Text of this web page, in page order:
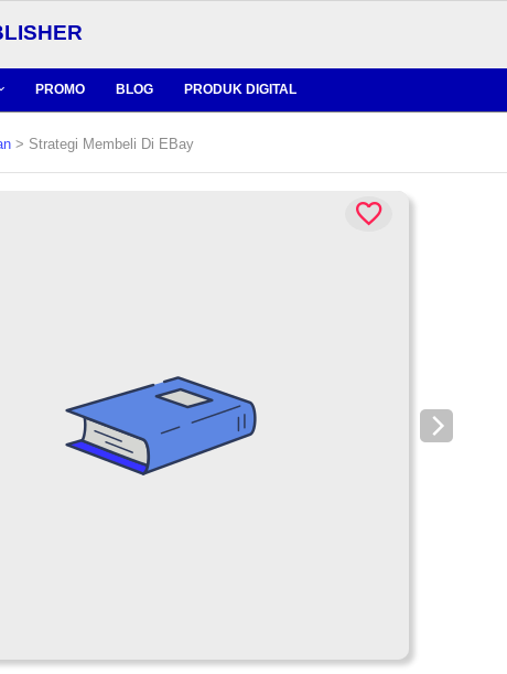
PROMO BLOG PRODUK DIGITAL
> Strategi Membeli Di EBay